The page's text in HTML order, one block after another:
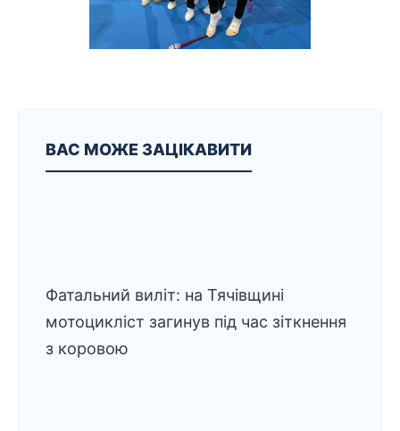
ВАС МОЖЕ ЗАЦІКАВИТИ
Фатальний виліт: на Тячівщині
мотоцикліст загинув під час зіткнення
з коровою